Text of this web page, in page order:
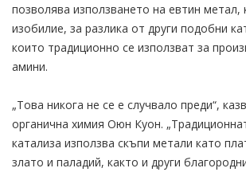
позволява използването на евтин метал,
изобилие, за разлика от други подобни
които традиционно се използват за
амини.
„Това никога не се е случвало преди“,
органична химия Оюн Куон.
катализа използва скъпи метали като
злато и паладий, както и други